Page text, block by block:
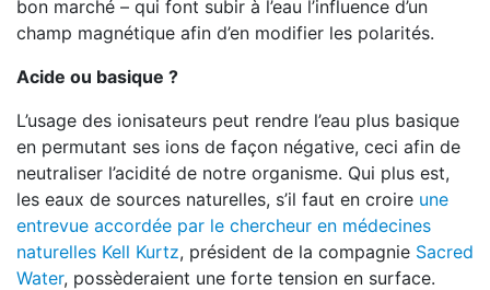
bon marché – qui font subir à l’eau l’influence d’un
champ magnétique afin d’en modifier les polarités.
Acide ou basique ?
L’usage des ionisateurs peut rendre l’eau plus basique
en permutant ses ions de façon négative, ceci afin de
neutraliser l’acidité de notre organisme. Qui plus est,
les eaux de sources naturelles, s’il faut en croire une
entrevue accordée par le chercheur en médecines
naturelles Kell Kurtz, président de la compagnie Sacred
Water, possèderaient une forte tension en surface.